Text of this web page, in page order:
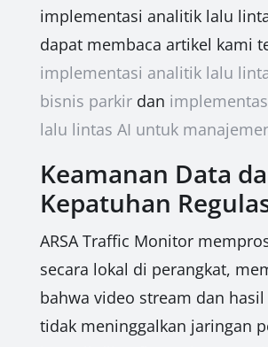
implementasi analitik lalu
dapat membaca artikel kami
implementasi analitik lalu
bisnis parkirdan
lalu lintas AI untuk
Keamanan Data
Kepatuhan
ARSA Traffic Monitor
secara lokal di perangkat,
bahwa video stream dan
tidak meninggalkan jaringan